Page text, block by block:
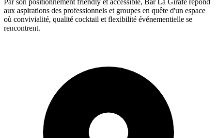
aux aspirations des professionnels et groupes en quête d'un espace
où convivialité, qualité cocktail et flexibilité événementielle se
rencontrent.